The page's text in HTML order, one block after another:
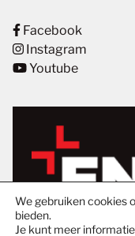
Facebook
Instagram
Youtube
We gebruiken cookies
bieden.
Je kunt meer